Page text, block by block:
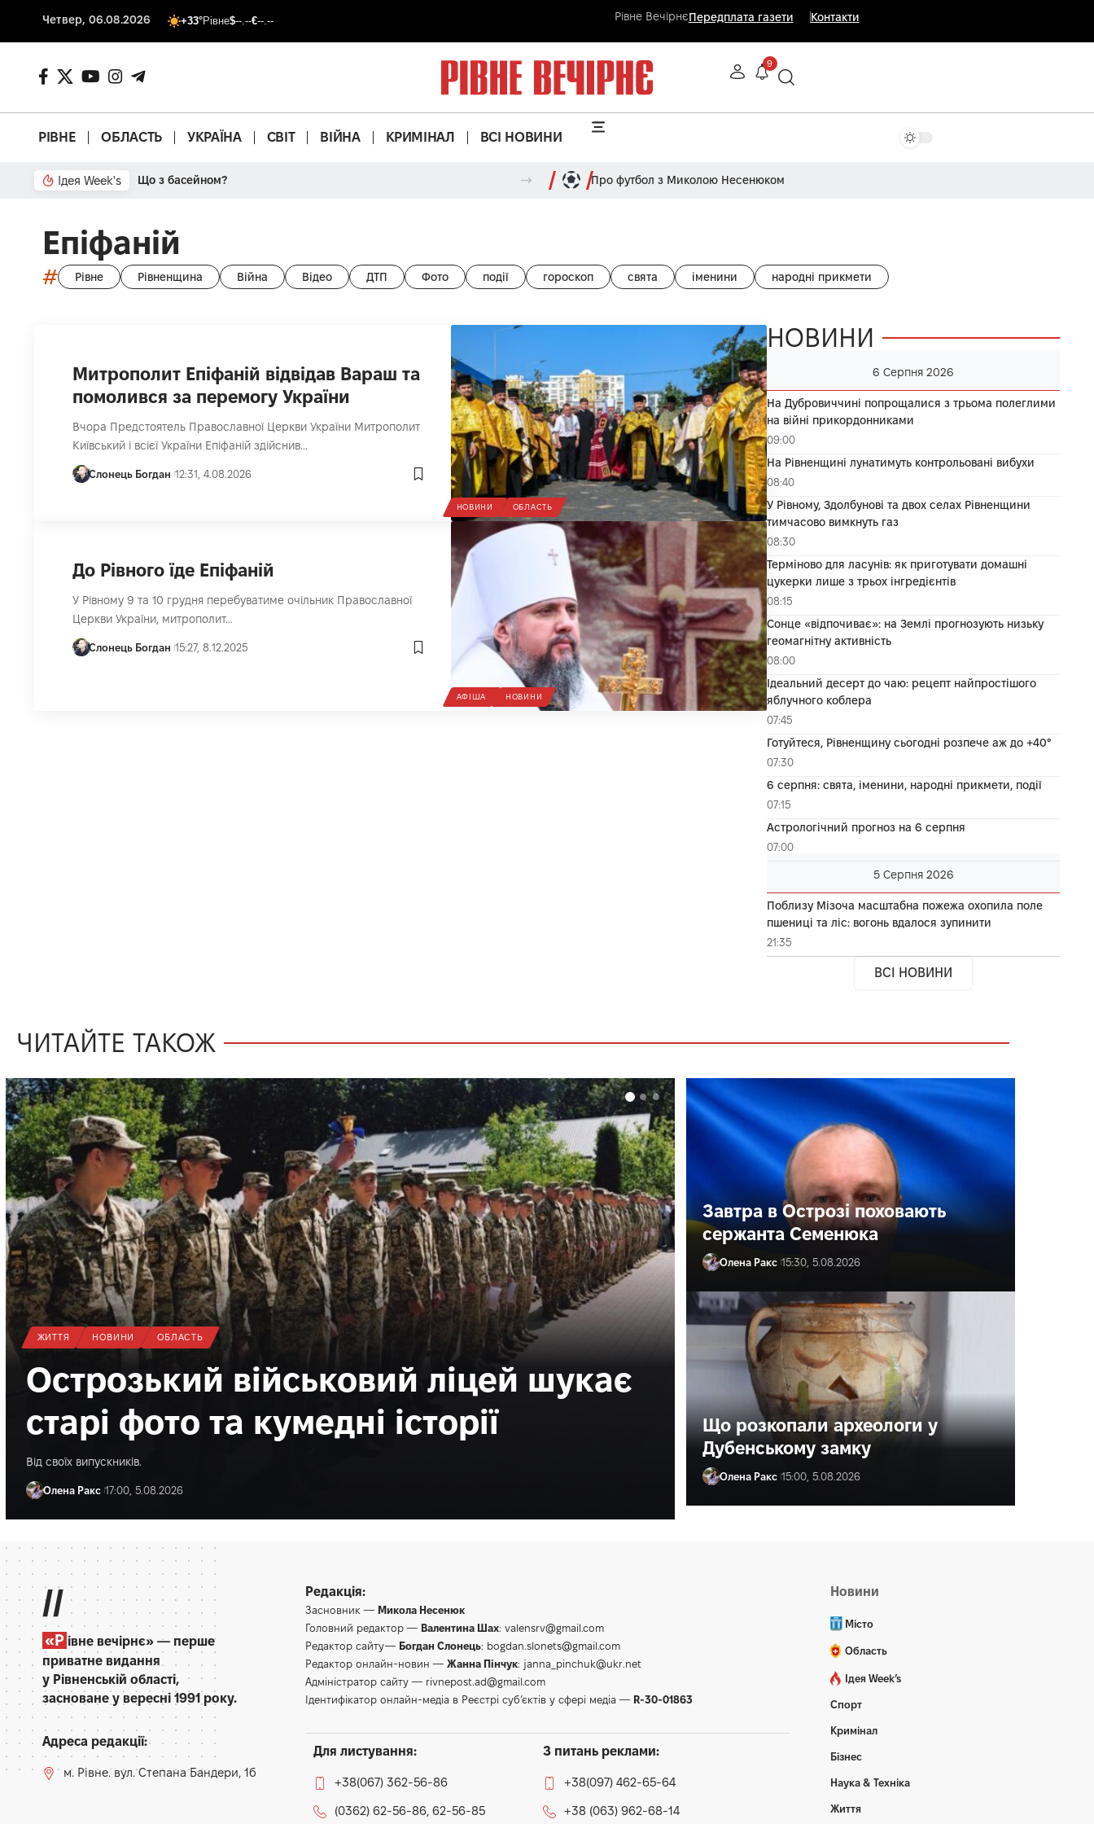
Четвер, 06.08.2026 +33°Рівне$--.--€--.-- Рівне ВечірнєПередплата газети Контакти
9
РІВНЕ ОБЛАСТЬ УКРАЇНА СВІТ ВІЙНА КРИМІНАЛ ВСІ НОВИНИ
Ідея Week's Від паркану до картонки Про футбол з Миколою Несенюком
Епіфаній
# Рівне Рівненщина Війна Відео ДТП Фото події гороскоп свята іменини народні прикмети
НОВИНИ ОБЛАСТЬ
Митрополит Епіфаній відвідав Вараш та
помолився за перемогу України
Вчора Предстоятель Православної Церкви України Митрополит
Київський і всієї України Епіфаній здійснив…
Слонець Богдан 12:31, 4.08.2026
АФІША НОВИНИ
До Рівного їде Епіфаній
У Рівному 9 та 10 грудня перебуватиме очільник Православної
Церкви України, митрополит…
Слонець Богдан 15:27, 8.12.2025
НОВИНИ
6 Серпня 2026
На Дубровиччині попрощалися з трьома полеглими
на війні прикордонниками
09:00
На Рівненщині лунатимуть контрольовані вибухи
08:40
У Рівному, Здолбунові та двох селах Рівненщини
тимчасово вимкнуть газ
08:30
Терміново для ласунів: як приготувати домашні
цукерки лише з трьох інгредієнтів
08:15
Сонце «відпочиває»: на Землі прогнозують низьку
геомагнітну активність
08:00
Ідеальний десерт до чаю: рецепт найпростішого
яблучного коблера
07:45
Готуйтеся, Рівненщину сьогодні розпече аж до +40°
07:30
6 серпня: свята, іменини, народні прикмети, події
07:15
Астрологічний прогноз на 6 серпня
07:00
5 Серпня 2026
Поблизу Мізоча масштабна пожежа охопила поле
пшениці та ліс: вогонь вдалося зупинити
21:35
ВСІ НОВИНИ
ЧИТАЙТЕ ТАКОЖ
НОВИНИ ОБЛАСТЬ
Житель Рівненщини поїхав палити
стерню – і загинув
Учора знайшли його тіло.
Олена Ракс 16:30, 5.08.2026
Завтра в Острозі поховають
сержанта Семенюка
Олена Ракс 15:30, 5.08.2026
Що розкопали археологи у
Дубенському замку
Олена Ракс 15:00, 5.08.2026
//
«Р івне вечірнє» — перше
приватне видання
у Рівненській області,
засноване у вересні 1991 року.
Адреса редакції:
м. Рівне. вул. Степана Бандери, 1б
Редакція:
Засновник — Микола Несенюк
Головний редактор — Валентина Шах: valensrv@gmail.com
Редактор сайту— Богдан Слонець: bogdan.slonets@gmail.com
Редактор онлайн-новин — Жанна Пінчук: janna_pinchuk@ukr.net
Адміністратор сайту — rivnepost.ad@gmail.com
Ідентифікатор онлайн-медіа в Реєстрі суб’єктів у сфері медіа — R-30-01863
Для листування:
+38(067) 362-56-86
(0362) 62-56-86, 62-56-85
З питань реклами:
+38(097) 462-65-64
+38 (063) 962-68-14
Новини
Місто
Область
Ідея Week’s
Спорт
Кримінал
Бізнес
Наука & Техніка
Життя